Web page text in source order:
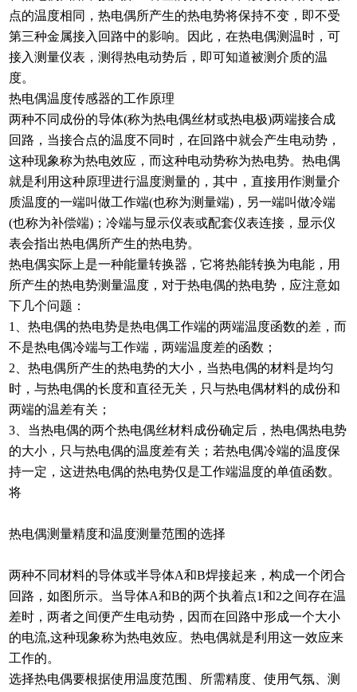
点的温度相同，热电偶所产生的热电势将保持不变，即不受
第三种金属接入回路中的影响。因此，在热电偶测温时，可
接入测量仪表，测得热电动势后，即可知道被测介质的温
度。
热电偶温度传感器的工作原理
两种不同成份的导体(称为热电偶丝材或热电极)两端接合成
回路，当接合点的温度不同时，在回路中就会产生电动势，
这种现象称为热电效应，而这种电动势称为热电势。热电偶
就是利用这种原理进行温度测量的，其中，直接用作测量介
质温度的一端叫做工作端(也称为测量端)，另一端叫做冷端
(也称为补偿端)；冷端与显示仪表或配套仪表连接，显示仪
表会指出热电偶所产生的热电势。
热电偶实际上是一种能量转换器，它将热能转换为电能，用
所产生的热电势测量温度，对于热电偶的热电势，应注意如
下几个问题：
1、热电偶的热电势是热电偶工作端的两端温度函数的差，而
不是热电偶冷端与工作端，两端温度差的函数；
2、热电偶所产生的热电势的大小，当热电偶的材料是均匀
时，与热电偶的长度和直径无关，只与热电偶材料的成份和
两端的温差有关；
3、当热电偶的两个热电偶丝材料成份确定后，热电偶热电势
的大小，只与热电偶的温度差有关；若热电偶冷端的温度保
持一定，这进热电偶的热电势仅是工作端温度的单值函数。
将
热电偶测量精度和温度测量范围的选择
两种不同材料的导体或半导体A和B焊接起来，构成一个闭合
回路，如图所示。当导体A和B的两个执着点1和2之间存在温
差时，两者之间便产生电动势，因而在回路中形成一个大小
的电流,这种现象称为热电效应。热电偶就是利用这一效应来
工作的。
选择热电偶要根据使用温度范围、所需精度、使用气氛、测